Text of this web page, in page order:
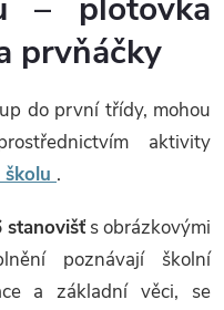
– plotovka
prvňáčky
do první třídy, mohou
aktivity
.
stanovišťs obrázkovými
poznávají školní
a základní věci, se